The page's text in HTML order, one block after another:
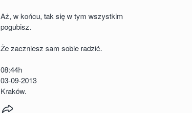
Aż, w końcu, tak się w tym wszystkim
pogubisz.
Że zaczniesz sam sobie radzić.
08:44h
03-09-2013
Kraków.